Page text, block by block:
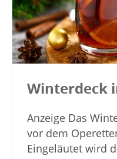
Winterdeck
Anzeige Das
vor dem
Eingeläutet wird